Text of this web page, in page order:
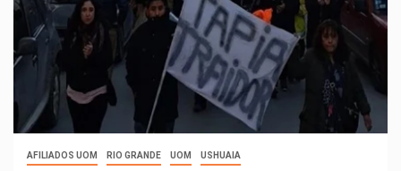
AFILIADOS UOM RIO GRANDE UOM USHUAIA